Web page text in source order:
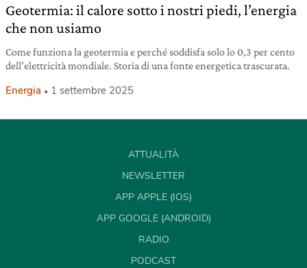
Geotermia: il calore sotto i nostri piedi, l’energia
che non usiamo
Come funziona la geotermia e perché soddisfa solo lo 0,3 per cento
dell’elettricità mondiale. Storia di una fonte energetica trascurata.
Energia 1 settembre 2025
ATTUALITÀ
NEWSLETTER
APP APPLE (IOS)
APP GOOGLE (ANDROID)
RADIO
PODCAST